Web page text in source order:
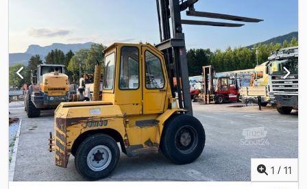
5.080 mm, skupna širina:
utekočinjeni naftni plin (LPG), - Vozilo: brez dodatne
hidravlike - Dvižni drog: brez dodatne hidravlike - Nosilec vilic -
Polna kabina z drsnimi vrati - Ogrevanje - Dvojno držalo za
jeklenke - 1 x delovna luč spredaj - Osvetljevalni sistem s
pozicijskimi in voznimi lučmi, zavorne luči in smerniki Cedpfx Ajy E
Ahneg Derf - Opozorilni zvok pri vzvratni vožnji - Širina mize: 1400
mm - Panoramsko ogledalo - Kontrola dostopa: stikalo na ključ -
Voznikov sedež z zračno vzmetenjem (blago prevleka) - En pedal -
Upravljanje z joystickom - Višina mize 1050 mm - Motor: GM V6 4.3l
- LSP 0,7
1 / 11